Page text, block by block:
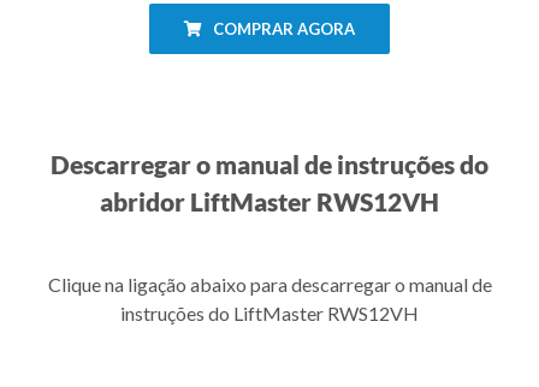
COMPRAR AGORA
Descarregar o manual de instruções do
abridor LiftMaster RWS12VH
Clique na ligação abaixo para descarregar o manual de
instruções do LiftMaster RWS12VH